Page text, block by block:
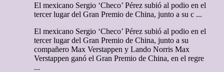
El mexicano Sergio ‘Checo’ Pérez subió al podio en el
tercer lugar del Gran Premio de China, junto a su c ...
El mexicano Sergio ‘Checo’ Pérez subió al podio en el
tercer lugar del Gran Premio de China, junto a su
compañero Max Verstappen y Lando Norris Max
Verstappen ganó el Gran Premio de China, en el regre
...